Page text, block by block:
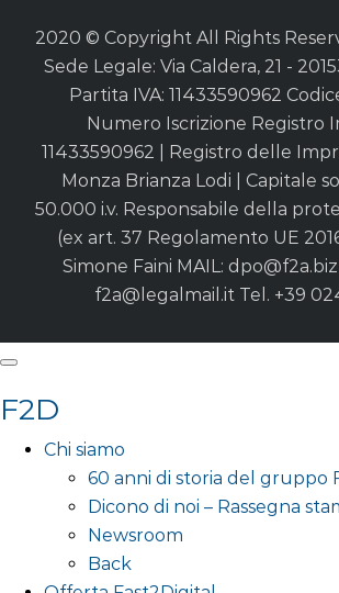
2020 © Copyright All Rights
Sede Legale: Via Caldera, 21 -
Partita IVA: 11433590962
Numero Iscrizione Registro
11433590962 | Registro delle
Monza Brianza Lodi | Capitale
50.000 i.v. Responsabile della
(ex art. 37 Regolamento UE
Simone Faini MAIL: dpo@f2a.biz
f2a@legalmail.itTel. +39
F2D
Chi siamo
60 anni di storia del gruppo
Dicono di noi – Rassegna
Newsroom
Back